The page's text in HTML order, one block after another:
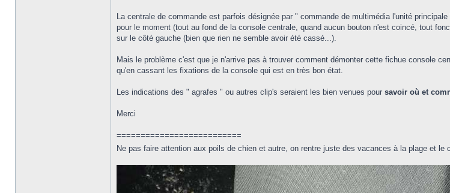
La centrale de commande est parfois désignée par " commande de multimédia l'unité
pour le moment (tout au fond de la console centrale, quand aucun bouton n'est coincé, tout
sur le côté gauche (bien que rien ne semble avoir été cassé...).
Mais le problème c'est que je n'arrive pas à trouver comment démonter cette fichue console
qu'en cassant les fixations de la console qui est en très bon état.
Les indications des " agrafes " ou autres clip's seraient les bien venues pour savoir où et
Merci
==========================
Ne pas faire attention aux poils de chien et autre, on rentre juste des vacances à la plage et